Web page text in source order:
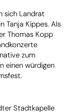
sich Landrat
Tanja Kippes. Als
Thomas Kopp
zum
einen würdigen
Stadtkapelle